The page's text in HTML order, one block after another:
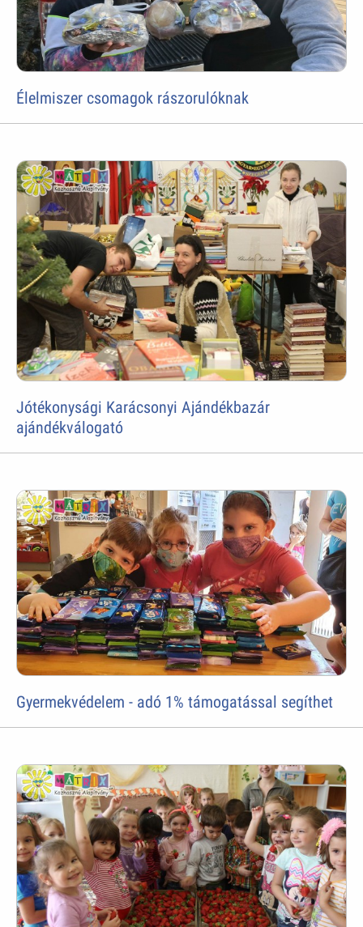
Élelmiszer csomagok rászorulóknak
Jótékonysági Karácsonyi Ajándékbazár
ajándékválogató
Gyermekvédelem - adó 1% támogatással segíthet